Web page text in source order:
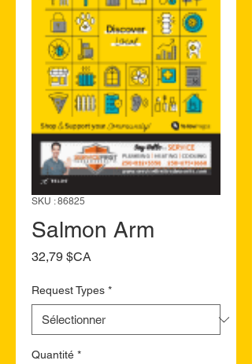
SKU : 86825
Salmon Arm
32,79 $CA
Request Types *
Quantité *